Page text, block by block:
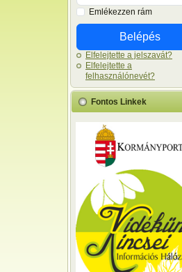
Emlékezzen rám
Belépés
Elfelejtette a jelszavát?
Elfelejtette a
felhasználónevét?
Fontos Linkek